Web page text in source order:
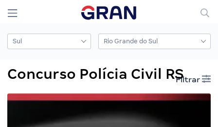
Concurso Polícia Civil RSFiltrar